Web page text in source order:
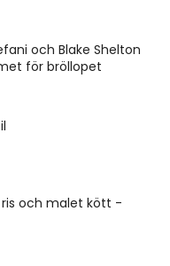
och Blake Shelton
för bröllopet
och malet kött -